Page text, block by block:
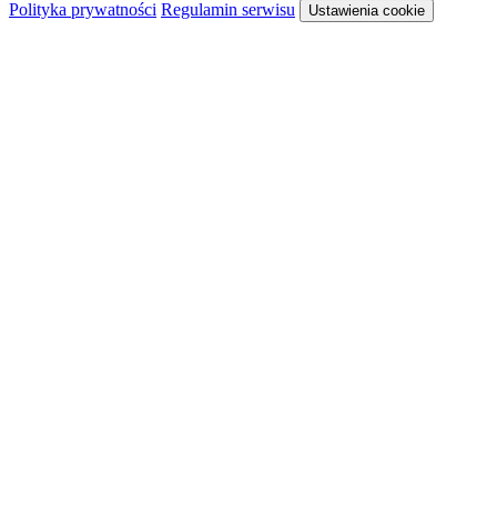
Polityka prywatności Regulamin serwisu Ustawienia cookie